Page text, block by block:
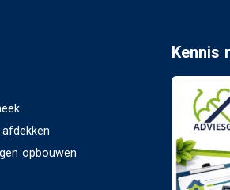
opbouwen
Kennis